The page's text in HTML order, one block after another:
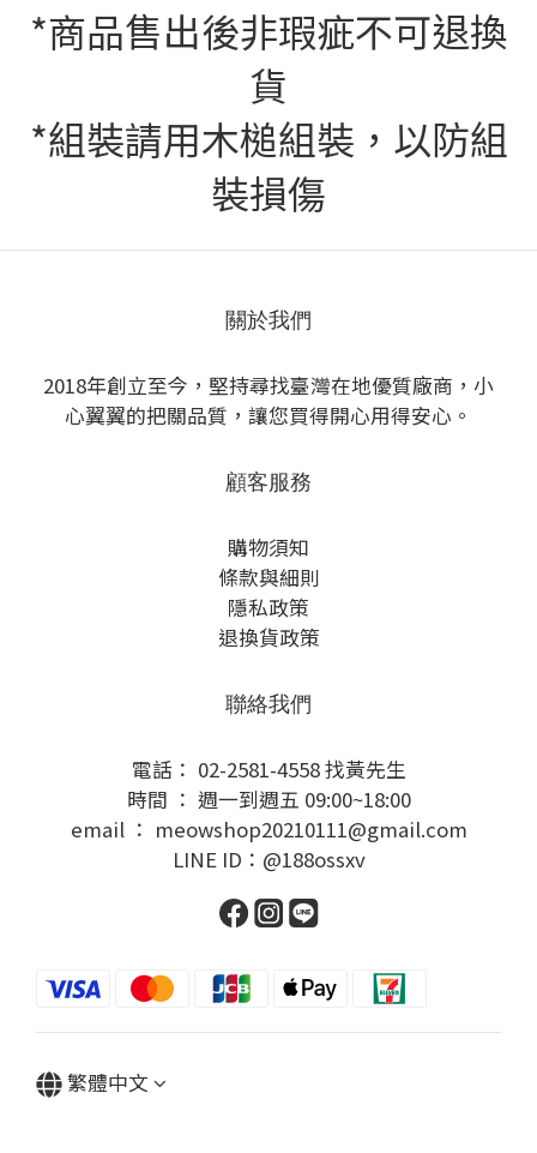
*商品售出後非瑕疵不可退換
貨
*組裝請用木槌組裝，以防組
裝損傷
關於我們
2018年創立至今，堅持尋找臺灣在地優質廠商，小
心翼翼的把關品質，讓您買得開心用得安心。
顧客服務
購物須知
條款與細則
隱私政策
退換貨政策
聯絡我們
電話： 02-2581-4558 找黃先生
時間 ： 週一到週五 09:00~18:00
email ： meowshop20210111@gmail.com
LINE ID：@188ossxv
繁體中文